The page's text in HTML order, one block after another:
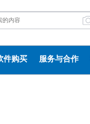
件购买 服务与合作